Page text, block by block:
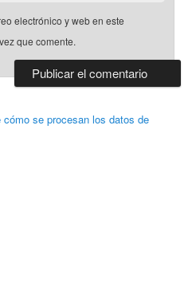
electrónico y web en este
que comente.
cómo se procesan los datos de